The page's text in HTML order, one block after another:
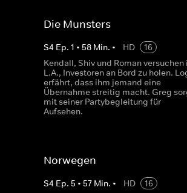
Die Munsters
S4 Ep. 1 • 58 Min. • HD
16
Kendall, Shiv und Roman versuchen
L.A., Investoren an Bord zu holen.
erfährt, dass ihm jemand eine
Übernahme streitig macht. Greg
mit seiner Partybegleitung für
Aufsehen.
Norwegen
S4 Ep. 5 • 57 Min. • HD
16